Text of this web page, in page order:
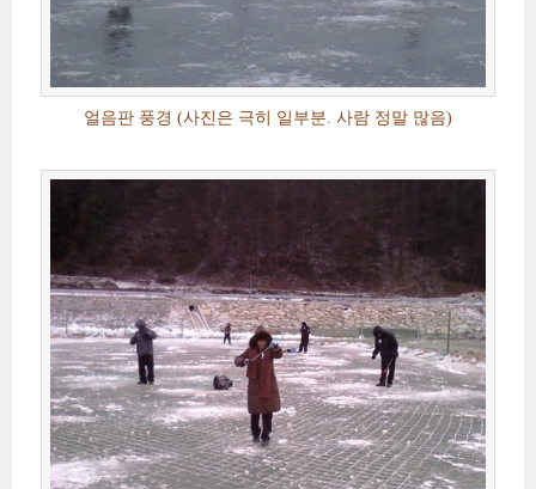
얼음판 풍경 (사진은 극히 일부분. 사람 정말 많음)